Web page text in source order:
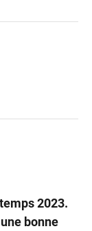
2023.
bonne